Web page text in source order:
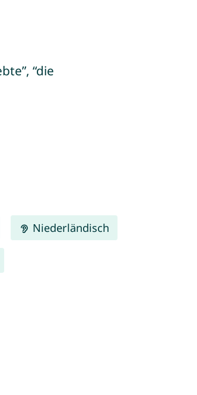
“die
Niederländisch